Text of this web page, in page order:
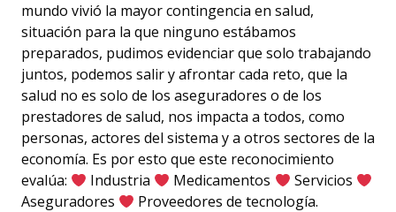
mundo vivió la mayor contingencia en salud,
situación para la que ninguno estábamos
preparados, pudimos evidenciar que solo trabajando
juntos, podemos salir y afrontar cada reto, que la
salud no es solo de los aseguradores o de los
prestadores de salud, nos impacta a todos, como
personas, actores del sistema y a otros sectores de la
economía. Es por esto que este reconocimiento
evalúa:
Industria Medicamentos
Servicios
Aseguradores
Proveedores de tecnología.